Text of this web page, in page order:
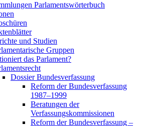
Parlamentswörterbuch
und Studien
Gruppen
das Parlament?
Dossier Bundesverfassung
Reform der Bundesverfassung
1987–1999
Beratungen der
Verfassungskommissionen
Reform der Bundesverfassung –